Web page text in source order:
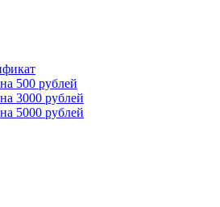
500 рублей
3000 рублей
5000 рублей